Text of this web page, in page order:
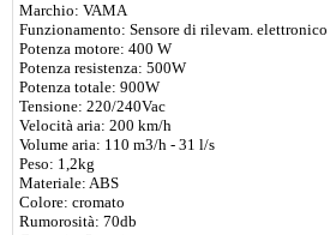
Marchio: VAMA
Funzionamento: Sensore di rilevam.
Potenza motore: 400 W
Potenza resistenza: 500W
Potenza totale: 900W
Tensione: 220/240Vac
Velocità aria: 200 km/h
Volume aria: 110 m3/h - 31 l/s
Peso: 1,2kg
Materiale: ABS
Colore: cromato
Rumorosità: 70db